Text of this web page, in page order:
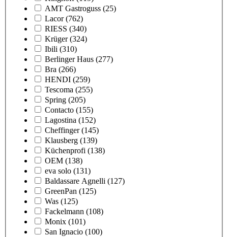
AMT Gastroguss (25)
Lacor (762)
RIESS (340)
Krüger (324)
Ibili (310)
Berlinger Haus (277)
Bra (266)
HENDI (259)
Tescoma (255)
Spring (205)
Contacto (155)
Lagostina (152)
Cheffinger (145)
Klausberg (139)
Küchenprofi (138)
OEM (138)
eva solo (131)
Baldassare Agnelli (127)
GreenPan (125)
Was (125)
Fackelmann (108)
Monix (101)
San Ignacio (100)